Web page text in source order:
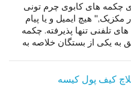
های کابوی چرم تونی
مکزیک," هیچ ایمیل و یا پیام
تلفنی تنها پذیرفته. چکمه
به یکی از بستگان خلاصه به
کیف پول کیسه